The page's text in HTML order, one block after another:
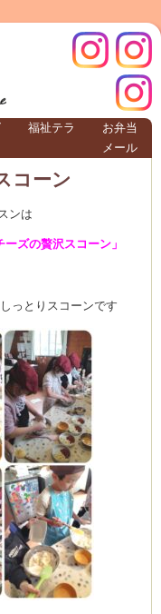
料理教
福祉テラ
お弁当
メール
インス
タグラ
クレモ
ンティ
ーヌ
コーン
ンは
ズの贅沢スコーン」
っとりスコーンです